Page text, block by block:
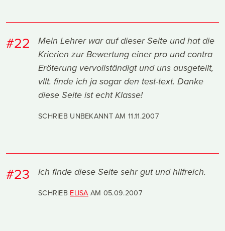
#22
Mein Lehrer war auf dieser Seite und hat die
Krierien zur Bewertung einer pro und contra
Eröterung vervollständigt und uns ausgeteilt,
vllt. finde ich ja sogar den test-text. Danke
diese Seite ist echt Klasse!
SCHRIEB UNBEKANNT AM11.11.2007
#23 Ich finde diese Seite sehr gut und hilfreich.
SCHRIEB ELISAAM 05.09.2007